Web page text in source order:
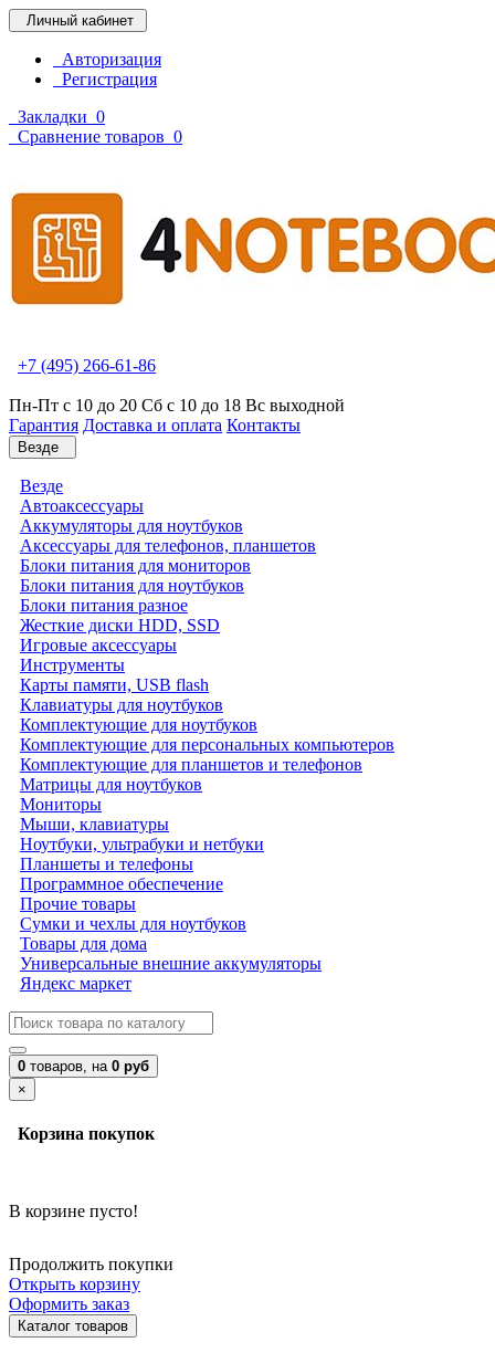
Личный кабинет
Авторизация
Регистрация
Закладки 0
Сравнение товаров 0
+7 (495) 266-61-86
Пн-Пт с 10 до 20 Сб с 10 до 18 Вс выходной
Гарантия Доставка и оплата Контакты
Везде
Везде
Автоаксессуары
Аккумуляторы для ноутбуков
Аксессуары для телефонов, планшетов
Блоки питания для мониторов
Блоки питания для ноутбуков
Блоки питания разное
Жесткие диски HDD, SSD
Игровые аксессуары
Инструменты
Карты памяти, USB flash
Клавиатуры для ноутбуков
Комплектующие для ноутбуков
Комплектующие для персональных компьютеров
Комплектующие для планшетов и телефонов
Матрицы для ноутбуков
Мониторы
Мыши, клавиатуры
Ноутбуки, ультрабуки и нетбуки
Планшеты и телефоны
Программное обеспечение
Прочие товары
Сумки и чехлы для ноутбуков
Товары для дома
Универсальные внешние аккумуляторы
Яндекс маркет
0 товаров, на 0 руб
×
Корзина покупок
В корзине пусто!
Продолжить покупки
Открыть корзину
Оформить заказ
Каталог товаров